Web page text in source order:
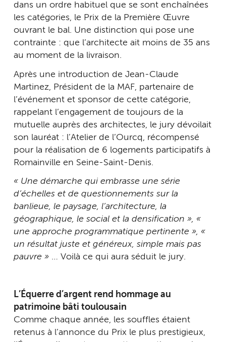
dans un ordre habituel que se sont enchaînées
les catégories, le Prix de la Première Œuvre
ouvrant le bal. Une distinction qui pose une
contrainte : que l’architecte ait moins de 35 ans
au moment de la livraison.
Après une introduction de Jean-Claude
Martinez, Président de la MAF, partenaire de
l’événement et sponsor de cette catégorie,
rappelant l’engagement de toujours de la
mutuelle auprès des architectes, le jury dévoilait
son lauréat : l’Atelier de l’Ourcq, récompensé
pour la réalisation de 6 logements participatifs à
Romainville en Seine-Saint-Denis.
« Une démarche qui embrasse une série
d’échelles et de questionnements sur la
banlieue, le paysage, l’architecture, la
géographique, le social et la densification », «
une approche programmatique pertinente », «
un résultat juste et généreux, simple mais pas
pauvre » … Voilà ce qui aura séduit le jury.
L’Équerre d’argent rend hommage au
patrimoine bâti toulousain
Comme chaque année, les souffles étaient
retenus à l’annonce du Prix le plus prestigieux,